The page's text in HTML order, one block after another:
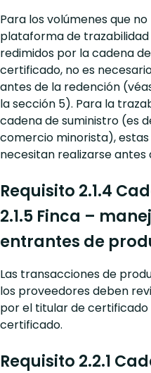
Para los volúmenes que
plataforma de
redimidos por la cadena
certificado, no es
antes de la redención
la sección 5). Para la
cadena de suministro (es
comercio minorista),
necesitan realizarse antes
Requisito 2.1.4
2.1.5 Finca –
entrantes de
Las transacciones de
los proveedores deben
por el titular de
certificado.
Requisito 2.2.1